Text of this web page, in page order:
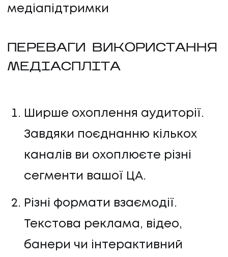
медіапідтримки
ПЕРЕВАГИ ВИКОРИСТАННЯ
МЕДІАСПЛІТА
Ширше охоплення аудиторії.
Завдяки поєднанню кількох
каналів ви охоплюєте різні
сегменти вашої ЦА.
Різні формати взаємодії.
Текстова реклама, відео,
банери чи інтерактивний